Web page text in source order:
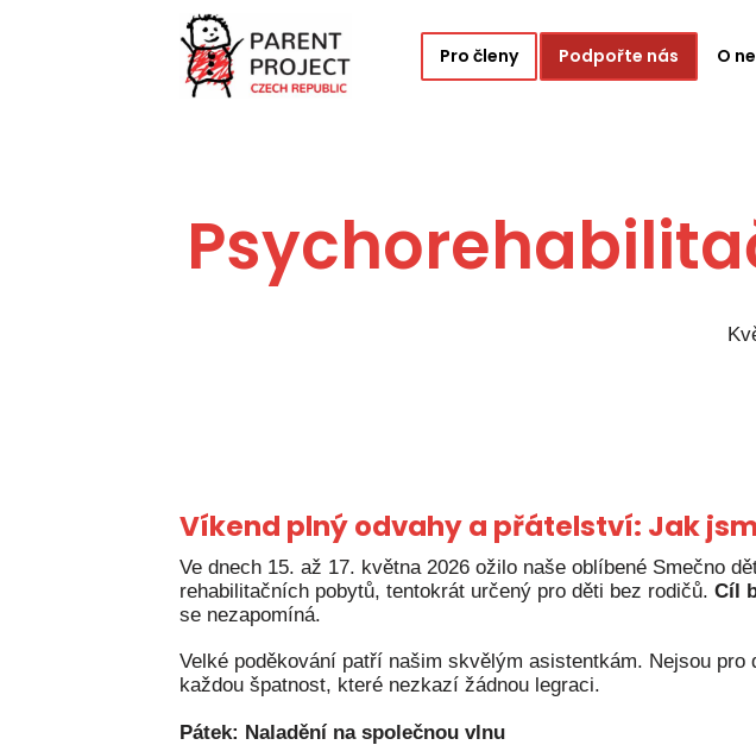
Pro členy Podpořte nás O
Víkend plný odvahy a přátelství: Jak
Ve dnech 15. až 17. května 2026 ožilo naše oblíbené Smečno
rehabilitačních pobytů, tentokrát určený pro děti bez rodičů. Cíl
se nezapomíná.
Velké poděkování patří našim skvělým asistentkám. Nejsou
každou špatnost, které nezkazí žádnou legraci.
Pátek: Naladění na společnou vlnu